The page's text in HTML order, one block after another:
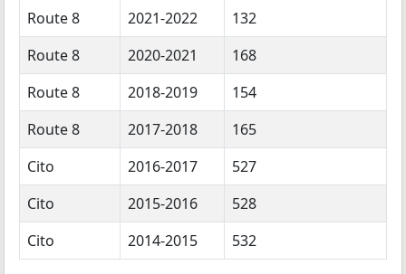
Route 8
2021-2022
132
Route 8
2020-2021
168
Route 8
2018-2019
154
Route 8
2017-2018
165
Cito
2016-2017
527
Cito
2015-2016
528
Cito
2014-2015 532